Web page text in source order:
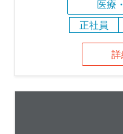
医療
正社員